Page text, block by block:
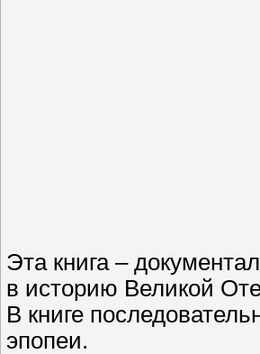
Эта книга –
в историю Великой
В книге
эпопеи.